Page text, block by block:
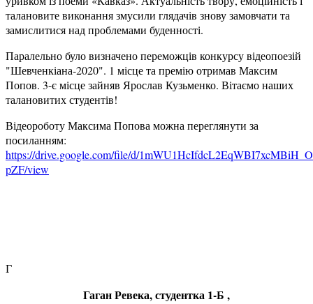
талановите виконання змусили глядачів знову замовчати та
замислитися над проблемами буденності.
Паралельно було визначено переможців конкурсу відеопоезій
"Шевченкіана-2020". 1 місце та премію отримав Максим
Попов. 3-є місце зайняв Ярослав Кузьменко. Вітаємо наших
талановитих студентів!
Відеороботу Максима Попова можна переглянути за
посиланням:
https://drive.google.com/file/d/
pZF/view
Г
Гаган Ревека, студентка 1-Б ,